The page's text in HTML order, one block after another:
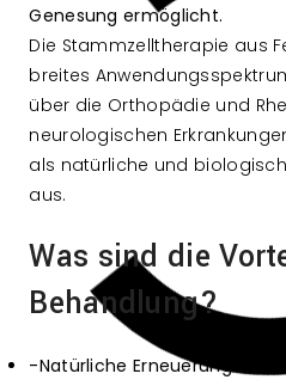
Genesung ermöglicht.
Die Stammzelltherapie aus
breites
über die Orthopädie und
neurologischen
als natürliche und
aus.
Was sind die
Behandlung?
-Natürliche Erneuerung: